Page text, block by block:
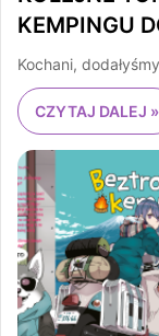
KEMPINGU
Kochani,
CZYTAJ DALEJ »